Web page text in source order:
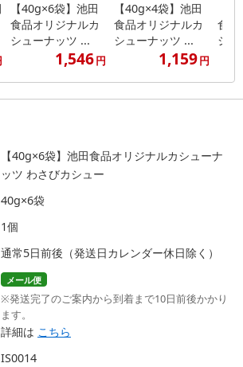
【40g×6袋】池田
食品オリジナルカ
シューナッツ ...
1,546円
【40g×4袋】池田
食品オリジナルカ
シューナッツ ...
1,159円
食品
シ
【40g×6袋】池田食品オリジナルカシューナ
ッツ わさびカシュー
40g×6袋
1個
通常5日前後（発送日カレンダー休日除く）
メール便
※発送完了のご案内から到着まで10日前後かかり
ます。
詳細は こちら
IS0014